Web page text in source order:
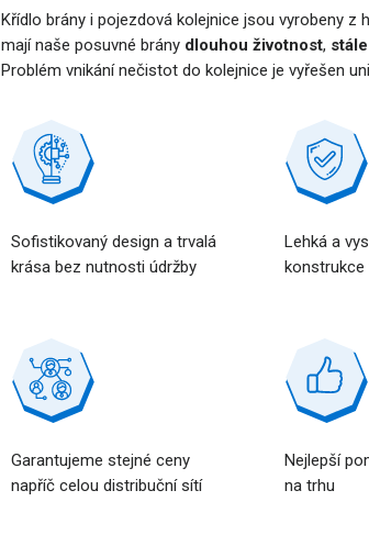
Křídlo brány i pojezdová kolejnice jsou vyrobeny z
mají naše posuvné brány dlouhou životnost,
Problém vnikání nečistot do kolejnice je vyřešen
Sofistikovaný design a trvalá
krása bez nutnosti údržby
Lehká a
Garantujeme stejné ceny
napříč celou distribuční sítí
Nejlepší
na trhu